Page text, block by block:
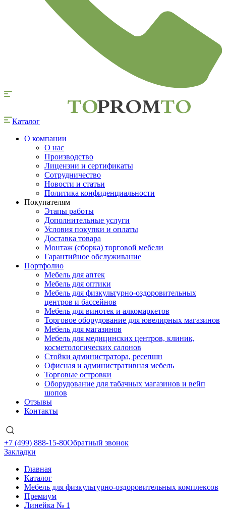
Каталог
О компании
О нас
Производство
Лицензии и сертификаты
Сотрудничество
Новости и статьи
Политика конфиденциальности
Покупателям
Этапы работы
Дополнительные услуги
Условия покупки и оплаты
Доставка товара
Монтаж (сборка) торговой мебели
Гарантийное обслуживание
Портфолио
Мебель для аптек
Мебель для оптики
Мебель для физкультурно-оздоровительных
центров и бассейнов
Мебель для винотек и алкомаркетов
Торговое оборудование для ювелирных магазинов
Мебель для магазинов
Мебель для медицинских центров, клиник,
косметологических салонов
Стойки администратора, ресепшн
Офисная и административная мебель
Торговые островки
Оборудование для табачных магазинов и вейп
шопов
Отзывы
Контакты
+7 (499) 888-15-80Обратный звонок
Закладки
Главная
Каталог
Мебель для физкультурно-оздоровительных комплексов
Премиум
Линейка № 1